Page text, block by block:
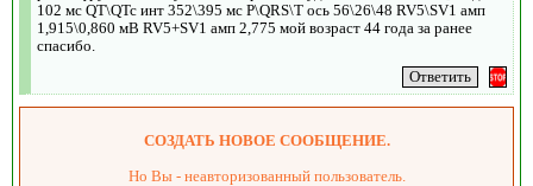
102 мс QT\QTc инт 352\395 мс P\QRS\T ось 56\26\48 RV5\SV1 амп
1,915\0,860 мВ RV5+SV1 амп 2,775 мой возраст 44 года за ранее
спасибо.
СОЗДАТЬ НОВОЕ СООБЩЕНИЕ.
Но Вы - неавторизованный пользователь.